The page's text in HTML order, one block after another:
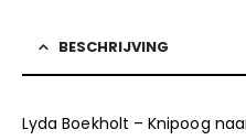
BESCHRIJVING
Lyda Boekholt – Knipoog